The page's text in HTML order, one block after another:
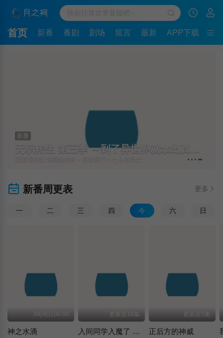
首页 新番 番剧 剧场 留言 最新 APP下载
新番
无职转生 第三季 ～到了异世界就拿出真本事～
新番周更表 更多
一 二 三 四 今 六 日
09|周日00:00
神之水滴
更新至18集
入间同学入魔了 第四季
更新至5集
正后方的神威